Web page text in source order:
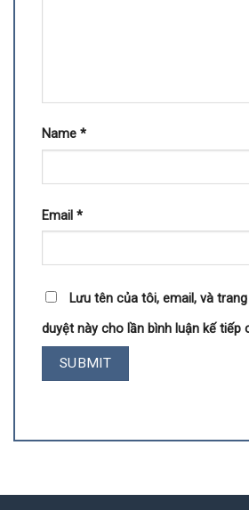
Name *
Email *
Lưu tên của tôi, email, và
duyệt này cho lần bình luận kế tiếp